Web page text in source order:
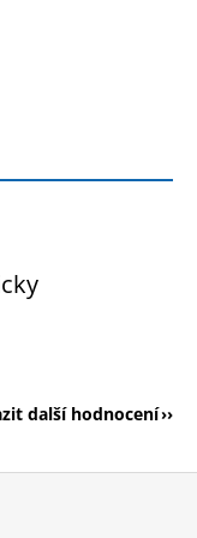
je 5 z 5 hvězdiček.
další hodnocení